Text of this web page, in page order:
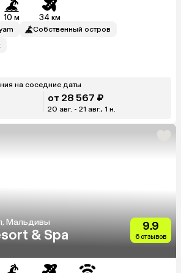
10 м 34 км
Собственный остров
на соседние даты
от 28 567 ₽
20 авг. - 21 авг., 1 н.
Мальдивы
& Spa
9.9
6 отзывов